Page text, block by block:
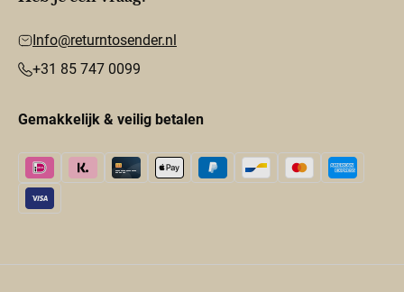
Info@returntosender.nl
+31 85 747 0099
Gemakkelijk & veilig betalen